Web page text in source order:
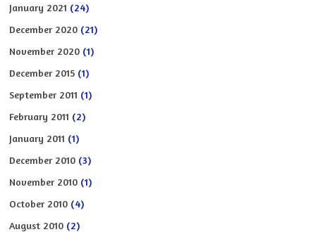
January 2021 (24)
December 2020 (21)
November 2020 (1)
December 2015 (1)
September 2011 (1)
February 2011 (2)
January 2011 (1)
December 2010 (3)
November 2010 (1)
October 2010 (4)
August 2010 (2)